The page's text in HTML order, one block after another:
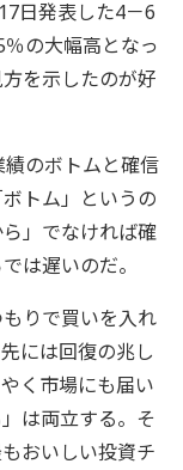
日発表した4－6
の大幅高となっ
を示したのが好
のボトムと確信
トム」というの
」でなければ確
は遅いのだ。
りで買いを入れ
には回復の兆し
く市場にも届い
は両立する。そ
おいしい投資チ